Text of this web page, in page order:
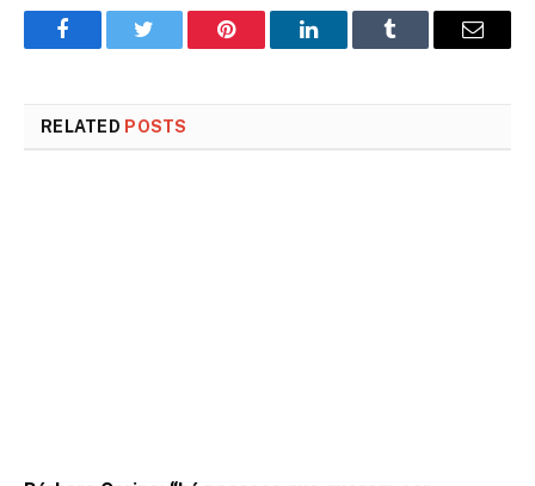
FacebookTwitter Pinterest LinkedInTumblr Email
RELATED POSTS